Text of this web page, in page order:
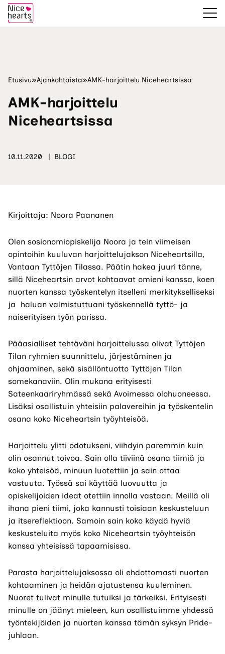
Etusivu»Ajankohtaista»AMK-harjoittelu Niceheartsissa
AMK-harjoittelu
Niceheartsissa
10.11.2020 BLOGI
Kirjoittaja: Noora Paananen
Olen sosionomiopiskelija Noora ja tein viimeisen
opintoihin kuuluvan harjoittelujakson Niceheartsilla,
Vantaan Tyttöjen Tilassa. Päätin hakea juuri tänne,
sillä Niceheartsin arvot kohtaavat omieni kanssa, koen
nuorten kanssa työskentelyn itselleni merkitykselliseksi
ja haluan valmistuttuani työskennellä tyttö- ja
naiserityisen työn parissa.
Pääasialliset tehtäväni harjoittelussa olivat Tyttöjen
Tilan ryhmien suunnittelu, järjestäminen ja
ohjaaminen, sekä sisällöntuotto Tyttöjen Tilan
somekanaviin. Olin mukana erityisesti
Sateenkaariryhmässä sekä Avoimessa olohuoneessa.
Lisäksi osallistuin yhteisiin palavereihin ja työskentelin
osana koko Niceheartsin työyhteisöä.
Harjoittelu ylitti odotukseni, viihdyin paremmin kuin
olin osannut toivoa. Sain olla tiiviinä osana tiimiä ja
koko yhteisöä, minuun luotettiin ja sain ottaa
vastuuta. Työssä sai käyttää luovuutta ja
opiskelijoiden ideat otettiin innolla vastaan. Meillä oli
ihana pieni tiimi, joka kannusti toisiaan keskusteluun
ja itsereflektioon. Samoin sain koko käydä hyviä
keskusteluita myös koko Niceheartsin työyhteisön
kanssa yhteisissä tapaamisissa.
Parasta harjoittelujaksossa oli ehdottomasti nuorten
kohtaaminen ja heidän ajatustensa kuuleminen.
Nuoret tulivat minulle tutuiksi ja tärkeiksi. Erityisesti
minulle on jäänyt mieleen, kun osallistuimme yhdessä
työntekijöiden ja nuorten kanssa tämän syksyn Pride-
juhlaan.